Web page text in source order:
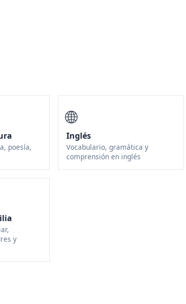
poesía,
🌐
Inglés
Vocabulario, gramática y
comprensión en inglés
y